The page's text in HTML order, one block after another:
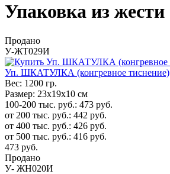
Упаковка из жести
Продано
У-ЖТ029И
Уп. ШКАТУЛКА (конгревное тиснение)
Вес: 1200 гр.
Размер: 23х19х10 см
100-200 тыс. руб.: 473 руб.
от 200 тыс. руб.: 442 руб.
от 400 тыс. руб.: 426 руб.
от 500 тыс. руб.: 416 руб.
473 руб.
Продано
У- ЖН020И